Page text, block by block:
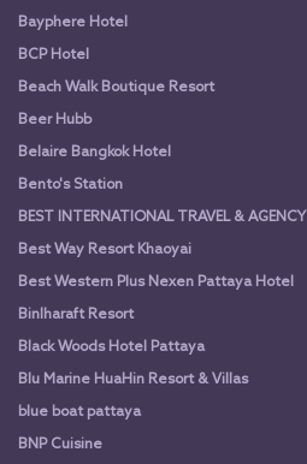
Bayphere Hotel
BCP Hotel
Beach Walk Boutique Resort
Beer Hubb
Belaire Bangkok Hotel
Bento's Station
BEST INTERNATIONAL TRAVEL & AGENCY
Best Way Resort Khaoyai
Best Western Plus Nexen Pattaya Hotel
Binlharaft Resort
Black Woods Hotel Pattaya
Blu Marine HuaHin Resort & Villas
blue boat pattaya
BNP Cuisine